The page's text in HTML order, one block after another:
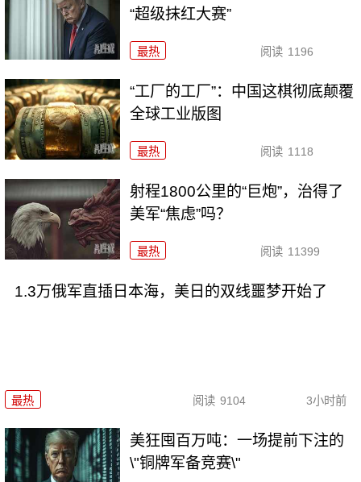
“超级抹红大赛”
最热 阅读 1196
“工厂的工厂”：中国这棋彻底颠覆
全球工业版图
最热 阅读 1118
射程1800公里的“巨炮”，治得了
美军“焦虑”吗？
最热 阅读 11399
1.3万俄军直插日本海，美日的双线噩梦开始了
最热 阅读 9104 3小时前
美狂囤百万吨：一场提前下注的
\"铜牌军备竞赛\"